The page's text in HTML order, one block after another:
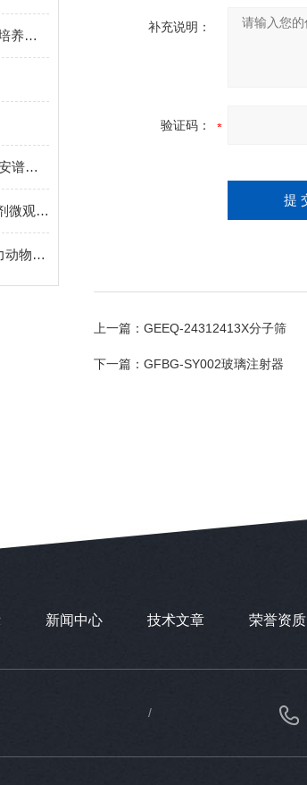
数显型旋涡混合器适用于各种振荡培养之用
金银花中55种禁用农药检测方案，安谱实验助您从容应对2020版中国药典
橡胶加工助剂薄层色谱TLC和增塑剂微观分析相结
QuEChERS 多功能针式滤器，助力动物性食品中金刚烷胺残留量的测定
补充说明：
验证码：
上一篇： GEEQ-24312413X分子筛
下一篇： GFBG-SY002玻璃注射器
新闻中心 技术文章 荣誉资质